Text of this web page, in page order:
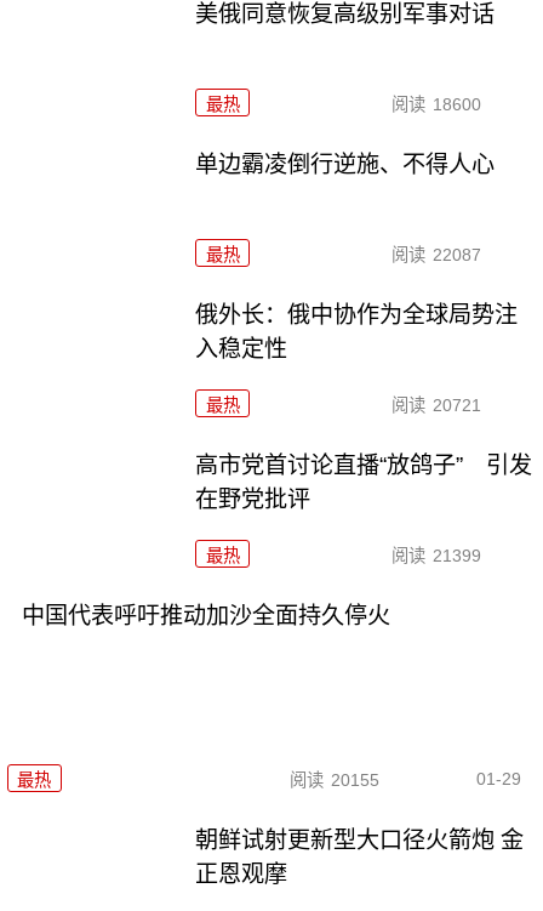
美俄同意恢复高级别军事对话
最热 阅读 18600
单边霸凌倒行逆施、不得人心
最热 阅读 22087
俄外长：俄中协作为全球局势注
入稳定性
最热 阅读 20721
高市党首讨论直播“放鸽子” 引发
在野党批评
最热 阅读 21399
中国代表呼吁推动加沙全面持久停火
最热 阅读 20155 01-29
朝鲜试射更新型大口径火箭炮 金
正恩观摩